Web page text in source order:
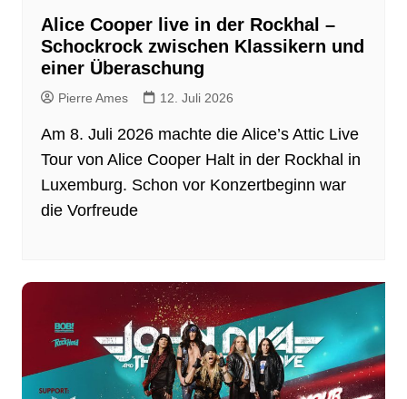
Alice Cooper live in der Rockhal –
Schockrock zwischen Klassikern und
einer Überaschung
Pierre Ames 12. Juli 2026
Am 8. Juli 2026 machte die Alice’s Attic Live
Tour von Alice Cooper Halt in der Rockhal in
Luxemburg. Schon vor Konzertbeginn war
die Vorfreude